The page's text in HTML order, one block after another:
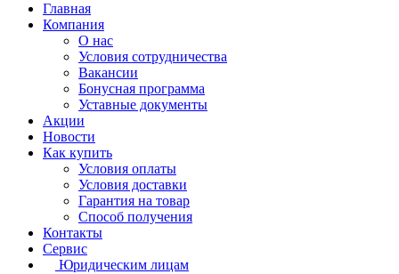
Главная
Компания
О нас
Условия сотрудничества
Вакансии
Бонусная программа
Уставные документы
Акции
Новости
Как купить
Условия оплаты
Условия доставки
Гарантия на товар
Способ получения
Контакты
Сервис
Юридическим лицам